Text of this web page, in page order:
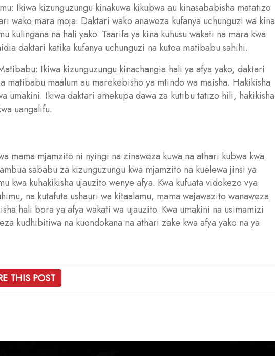
Ikiwa kizunguzungu kinakuwa kikubwa au kinasababisha matatizo
wako mara moja. Daktari wako anaweza kufanya uchunguzi wa kina
kulingana na hali yako. Taarifa ya kina kuhusu wakati na mara kwa
daktari katika kufanya uchunguzi na kutoa matibabu sahihi.
Ikiwa kizunguzungu kinachangia hali ya afya yako, daktari
matibabu maalum au marekebisho ya mtindo wa maisha. Hakikisha
umakini. Ikiwa daktari amekupa dawa za kutibu tatizo hili, hakikisha
uangalifu.
mama mjamzito ni nyingi na zinaweza kuwa na athari kubwa kwa
sababu za kizunguzungu kwa mjamzito na kuelewa jinsi ya
kwa kuhakikisha ujauzito wenye afya. Kwa kufuata vidokezo vya
na kutafuta ushauri wa kitaalamu, mama wajawazito wanaweza
hali bora ya afya wakati wa ujauzito. Kwa umakini na usimamizi
kudhibitiwa na kuondokana na athari zake kwa afya yako na ya
THIS POST